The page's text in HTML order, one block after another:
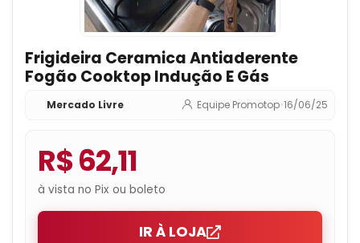
Frigideira Ceramica Antiaderente
Fogão Cooktop Indução E Gás
Mercado Livre Equipe Promotop•16/06/25
R$ 62,11
à vista no Pix ou boleto
IR À LOJA